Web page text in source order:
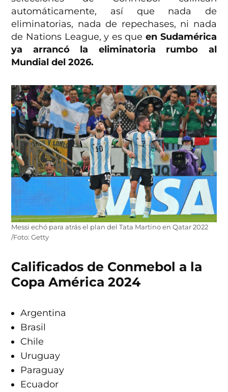
automáticamente, así que nada de
eliminatorias, nada de repechases, ni nada
de Nations League, y es que en Sudamérica
ya arrancó la eliminatoria rumbo al
Mundial del 2026.
Messi echó para atrás el plan del Tata Martino en Qatar 2022
/Foto: Getty
Calificados de Conmebol a la
Copa América 2024
Argentina
Brasil
Chile
Uruguay
Paraguay
Ecuador